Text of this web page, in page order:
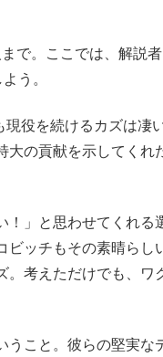
で。ここでは、解説
う。
役を続けるカズは凄
の貢献を示してくれ
」と思わせてくれる
ビッチもその素晴らし
考えただけでも、ワ
こと。彼らの堅実な